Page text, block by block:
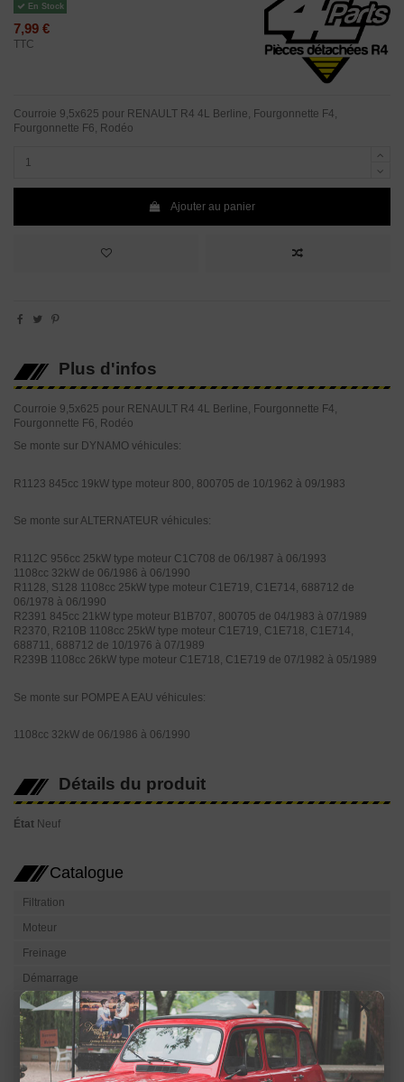
En Stock
7,99 €
TTC
Courroie 9,5x625 pour RENAULT R4 4L Berline, Fourgonnette F4,
Fourgonnette F6, Rodéo
Ajouter au panier
Plus d'infos
Courroie 9,5x625 pour RENAULT R4 4L Berline, Fourgonnette F4,
Fourgonnette F6, Rodéo
Se monte sur DYNAMO véhicules:
R1123 845cc 19kW type moteur 800, 800705 de 10/1962 à 09/1983
Se monte sur ALTERNATEUR véhicules:
R112C 956cc 25kW type moteur C1C708 de 06/1987 à 06/1993
1108cc 32kW de 06/1986 à 06/1990
R1128, S128 1108cc 25kW type moteur C1E719, C1E714, 688712 de
06/1978 à 06/1990
R2391 845cc 21kW type moteur B1B707, 800705 de 04/1983 à 07/1989
R2370, R210B 1108cc 25kW type moteur C1E719, C1E718, C1E714,
688711, 688712 de 10/1976 à 07/1989
R239B 1108cc 26kW type moteur C1E718, C1E719 de 07/1982 à 05/1989
Se monte sur POMPE A EAU véhicules:
1108cc 32kW de 06/1986 à 06/1990
Détails du produit
État Neuf
Catalogue
Filtration
Moteur
Freinage
Démarrage
Carburation
Charge
Embrayage
Boîte de vitesse
×